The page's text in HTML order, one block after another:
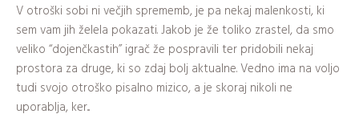
V otroški sobi ni večjih sprememb, je pa nekaj malenkosti, ki
sem vam jih želela pokazati. Jakob je že toliko zrastel, da smo
veliko “dojenčkastih” igrač že pospravili ter pridobili nekaj
prostora za druge, ki so zdaj bolj aktualne. Vedno ima na voljo
tudi svojo otroško pisalno mizico, a je skoraj nikoli ne
uporablja, ker...